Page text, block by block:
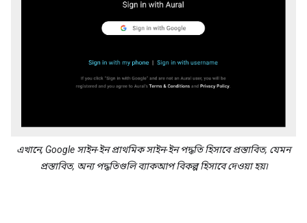
এখানে, Google সাইন-ইন প্রাথমিক সাইন-ইন পদ্ধতি হিসাবে প্রস্তাবিত, যেমন
প্রস্তাবিত, অন্য পদ্ধতিগুলি ব্যাকআপ বিকল্প হিসাবে দেওয়া হয়৷